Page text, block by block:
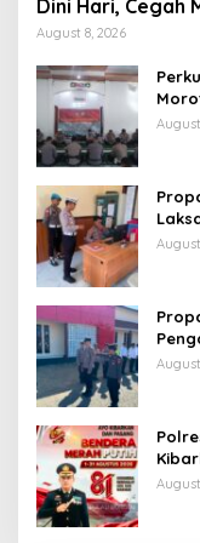
Dini Hari, Cegah
August 8, 2026
Saat